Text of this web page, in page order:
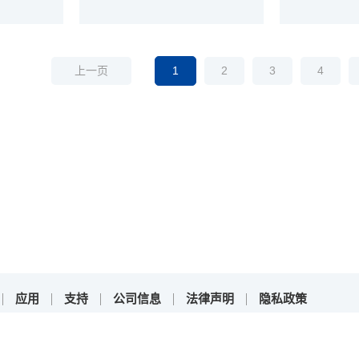
上一页 1 2 3 4
应用 支持 公司信息 法律声明 隐私政策